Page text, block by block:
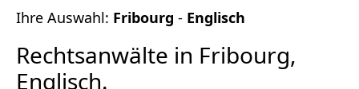
Ihre Auswahl: Fribourg - Englisch
Rechtsanwälte in Fribourg,
Englisch.